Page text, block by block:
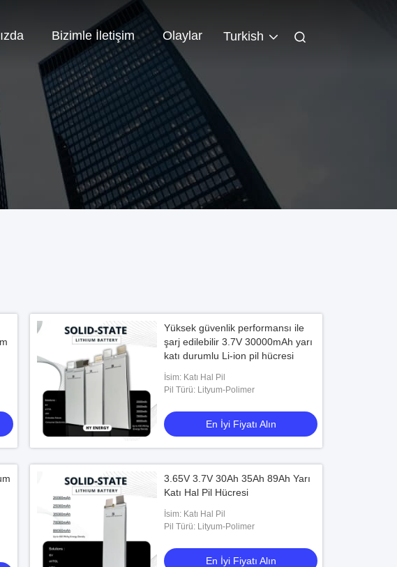
Bizimle İletişim Olaylar Turkish
Yüksek güvenlik performansı ile
şarj edilebilir 3.7V 30000mAh yarı
katı durumlu Li-ion pil hücresi
İsim: Katı Hal Pil
Pil Türü: Lityum-Polimer
En İyi Fiyatı Alın
3.65V 3.7V 30Ah 35Ah 89Ah Yarı
Katı Hal Pil Hücresi
İsim: Katı Hal Pil
Pil Türü: Lityum-Polimer
En İyi Fiyatı Alın